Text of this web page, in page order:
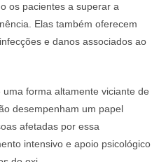
os pacientes a superar a
Elas também oferecem
e danos associados ao
uma forma altamente viciante de
desempenham um papel
afetadas por essa
intensivo e apoio psicológico